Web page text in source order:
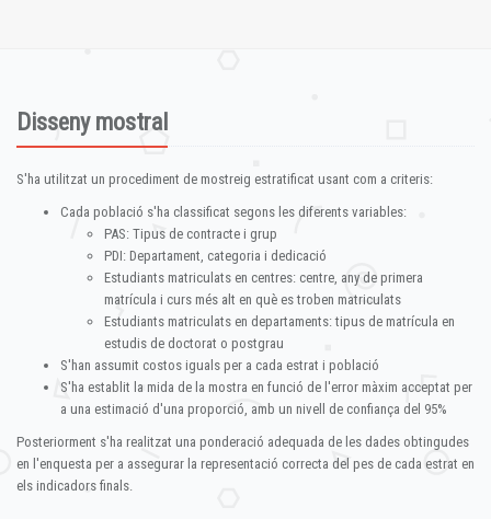
Disseny mostral
S'ha utilitzat un procediment de mostreig estratificat usant com a criteris:
Cada població s'ha classificat segons les diferents variables:
PAS: Tipus de contracte i grup
PDI: Departament, categoria i dedicació
Estudiants matriculats en centres: centre, any de primera
matrícula i curs més alt en què es troben matriculats
Estudiants matriculats en departaments: tipus de matrícula en
estudis de doctorat o postgrau
S'han assumit costos iguals per a cada estrat i població
S'ha establit la mida de la mostra en funció de l'error màxim acceptat per
a una estimació d'una proporció, amb un nivell de confiança del 95%
Posteriorment s'ha realitzat una ponderació adequada de les dades obtingudes
en l'enquesta per a assegurar la representació correcta del pes de cada estrat en
els indicadors finals.